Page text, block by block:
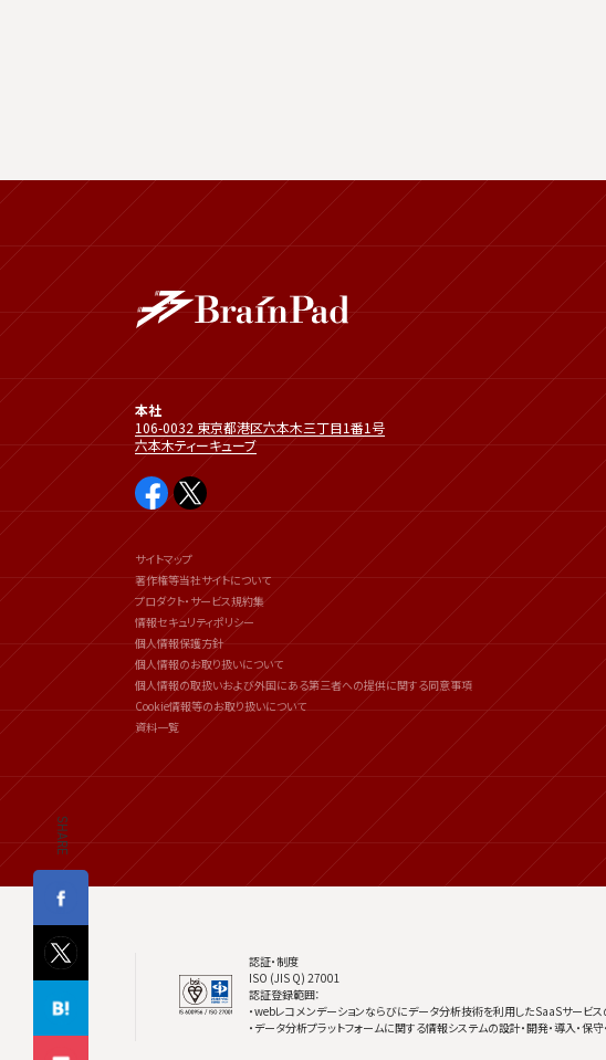
SHARE
本社
106-0032 東京都港区六本木三丁目1番1号
六本木ティーキューブ
サイトマップ
著作権等当社サイトについて
プロダクト・サービス規約集
情報セキュリティポリシー
個人情報保護方針
個人情報のお取り扱いについて
個人情報の取扱いおよび外国にある第三者への提供に関する同意事項
Cookie情報等のお取り扱いについて
資料一覧
認証・制度
ISO (JIS Q) 27001
認証登録範囲：
・webレコメンデーションならびにデータ分析技術を利用したSaaSサービ
・データ分析プラットフォームに関する情報システムの設計・開発・導入・保